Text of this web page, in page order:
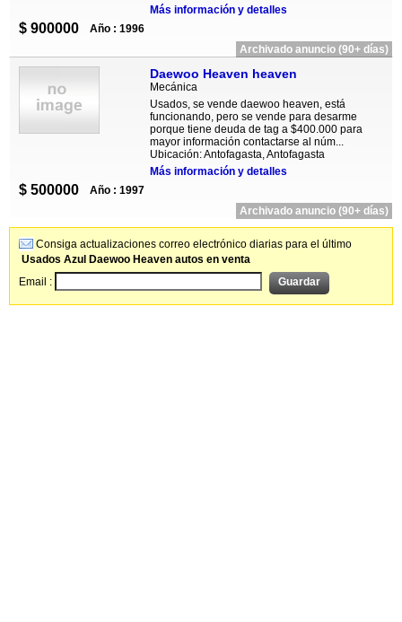
Más información y detalles
$ 900000
Año : 1996
Archivado anuncio (90+ días)
Daewoo Heaven heaven
Mecánica
Usados, se vende daewoo heaven, está
funcionando, pero se vende para desarme
porque tiene deuda de tag a $400.000 para
mayor información contactarse al núm...
Ubicación: Antofagasta, Antofagasta
Más información y detalles
$ 500000
Año : 1997
Archivado anuncio (90+ días)
Consiga actualizaciones correo electrónico diarias para el último
Usados Azul Daewoo Heaven autos en venta
Email :